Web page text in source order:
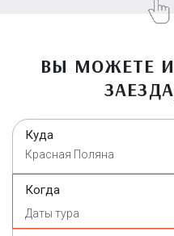
ВЫ МОЖЕТЕ
Куда
Красная Поляна
Когда